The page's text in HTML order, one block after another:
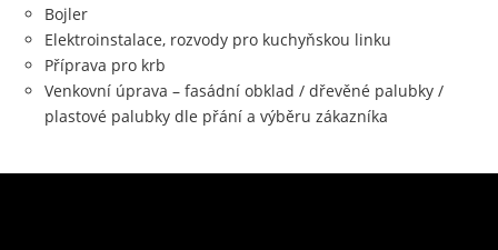
Bojler
Elektroinstalace, rozvody pro kuchyňskou linku
Příprava pro krb
Venkovní úprava – fasádní obklad / dřevěné palubky /
plastové palubky dle přání a výběru zákazníka